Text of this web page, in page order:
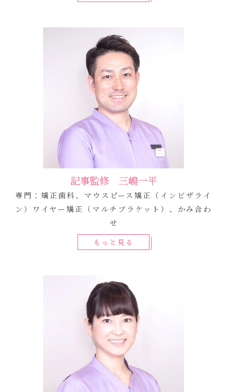
記事監修 三嶋一平
専門：矯正歯科、マウスピース矯正（インビザライ
ン）ワイヤー矯正（マルチブラケット）、かみ合わ
せ
もっと見る